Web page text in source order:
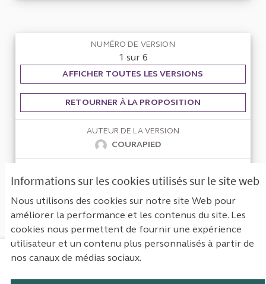
Informations sur les cookies utilisés sur le site web
Nous utilisons des cookies sur notre site Web pour
améliorer la performance et les contenus du site. Les
cookies nous permettent de fournir une expérience
utilisateur et un contenu plus personnalisés à partir de
nos canaux de médias sociaux.
NUMÉRO DE VERSION
1 sur 6
AFFICHER TOUTES LES VERSIONS
RETOURNER À LA PROPOSITION
AUTEUR DE LA VERSION
COURAPIED
09/03/2022 11:32
Mentions légales